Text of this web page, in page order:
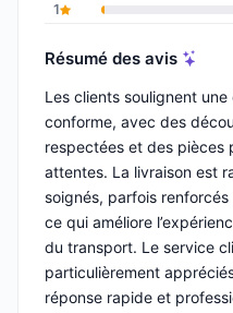
1
Résumé des avis
Les clients soulignent
conforme, avec des
respectées et des pièces
attentes. La livraison est
soignés, parfois
ce qui améliore
du transport. Le service
particulièrement
réponse rapide et